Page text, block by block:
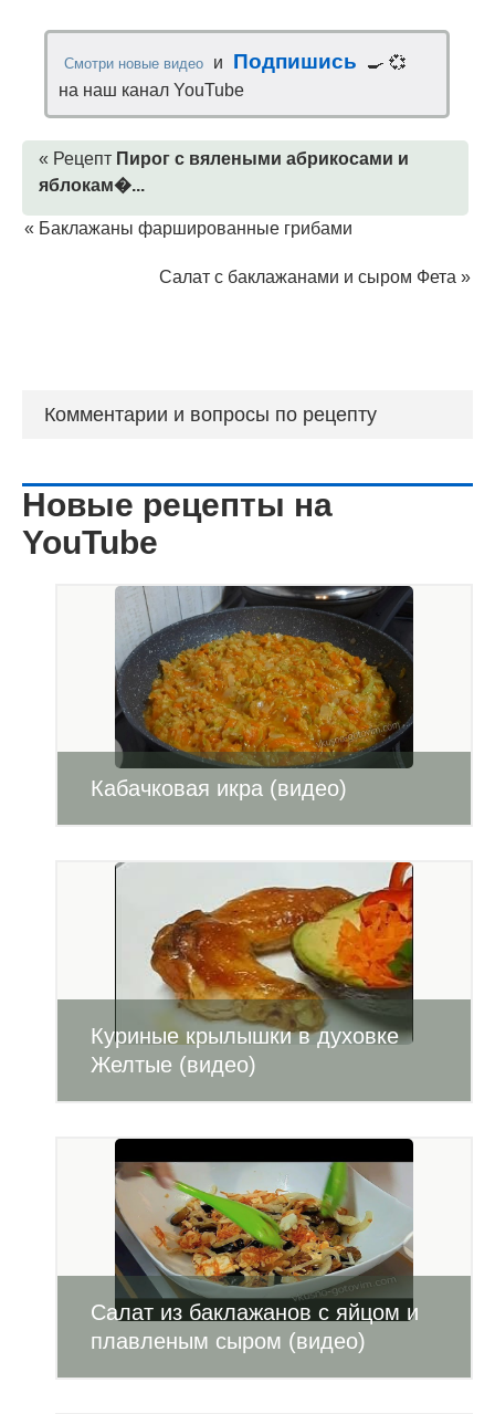
Смотри новые видео и Подпишись
🍳 💞
на наш канал YouTube
« Рецепт Пирог с вялеными абрикосами и
яблокам�...
« Баклажаны фаршированные грибами
Салат с баклажанами и сыром Фета »
Комментарии и вопросы по рецепту
Новые рецепты на
YouTube
Кабачковая икра (видео)
Куриные крылышки в духовке
Желтые (видео)
Салат из баклажанов с яйцом и
плавленым сыром (видео)